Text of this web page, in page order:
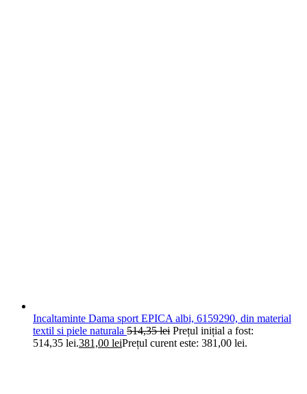
Incaltaminte Dama sport EPICA albi, 6159290, din material
textil si piele naturala 514,35lei Prețul inițial a fost:
514,35 lei.381,00 leiPrețul curent este: 381,00 lei.